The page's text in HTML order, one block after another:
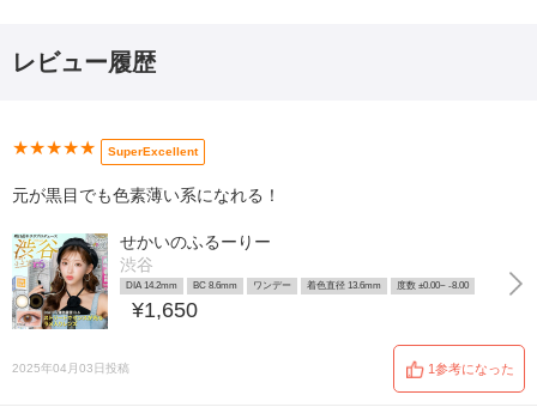
レビュー履歴
★★★★★ SuperExcellent
元が黒目でも色素薄い系になれる！
せかいのふるーりー
渋谷
DIA 14.2mm BC 8.6mm ワンデー 着色直径 13.6mm 度数 ±0.00~ -8.00
¥1,650
2025年04月03日投稿 1参考になった